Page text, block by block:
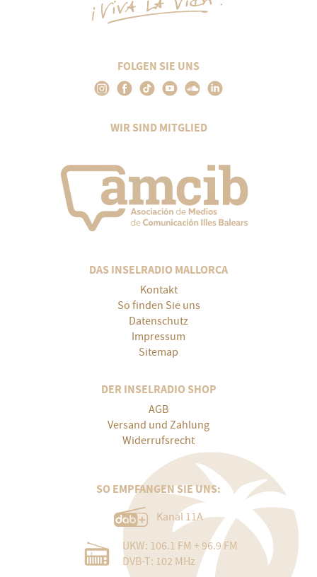
FOLGEN SIE UNS
WIR SIND MITGLIED
DAS INSELRADIO MALLORCA
Kontakt
So finden Sie uns
Datenschutz
Impressum
Sitemap
DER INSELRADIO SHOP
AGB
Versand und Zahlung
Widerrufsrecht
SO EMPFANGEN SIE UNS:
Kanal 11A
UKW: 106.1 FM + 96.9 FM
DVB-T: 102 MHz